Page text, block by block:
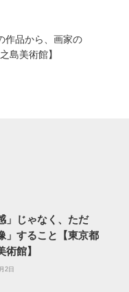
作品から、画家の
島美術館】
」じゃなく、ただ
」すること【東京都
術館】
2日